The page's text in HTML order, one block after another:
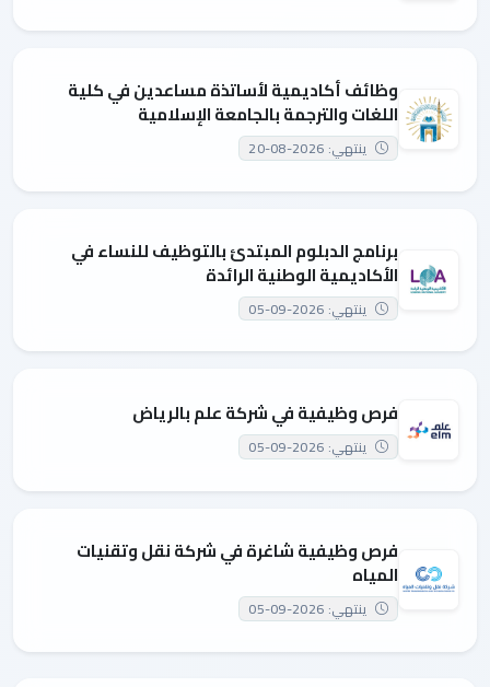
وظائف أكاديمية لأساتذة مساعدين في كلية
اللغات والترجمة بالجامعة الإسلامية
ينتهي: 2026-08-20
برنامج الدبلوم المبتدئ بالتوظيف للنساء في
الأكاديمية الوطنية الرائدة
ينتهي: 2026-09-05
فرص وظيفية في شركة علم بالرياض
ينتهي: 2026-09-05
فرص وظيفية شاغرة في شركة نقل وتقنيات
المياه
ينتهي: 2026-09-05